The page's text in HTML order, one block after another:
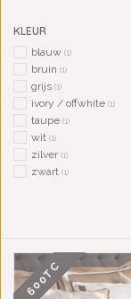
KLEUR
blauw (1)
bruin (1)
grijs (1)
ivory / offwhite (1)
taupe (1)
wit (1)
zilver(1)
zwart (1)
600TC